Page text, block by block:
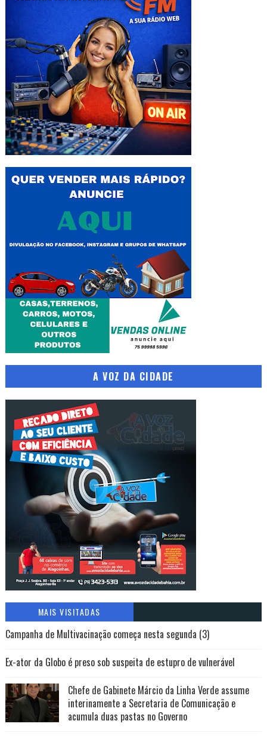
A VOZ DA CIDADE
MAIS VISITADAS
Campanha de Multivacinação começa nesta segunda (3)
Ex-ator da Globo é preso sob suspeita de estupro de vulnerável
Chefe de Gabinete Márcio da Linha Verde assume
interinamente a Secretaria de Comunicação e
acumula duas pastas no Governo